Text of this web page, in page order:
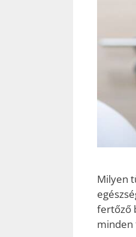
Milyen
fertőző
minden